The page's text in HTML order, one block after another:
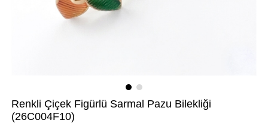
Renkli Çiçek Figürlü Sarmal Pazu Bilekliği
(26C004F10)